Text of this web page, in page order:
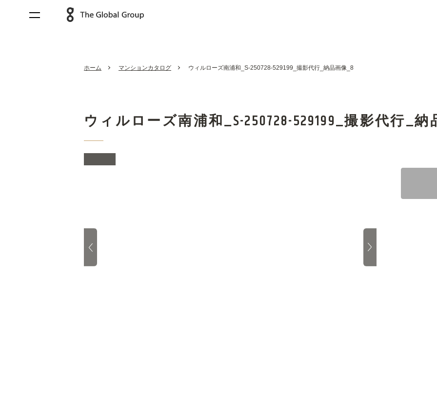
ホーム マンションカタログ ウィルローズ南浦和_S-250728-529199_撮影代行_納品画像_8
ウィルローズ南浦和_S-250728-529199_撮影代行_納